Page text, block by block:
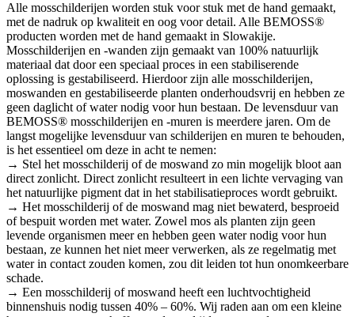
Alle mosschilderijen worden stuk voor stuk met de hand gemaakt,
met de nadruk op kwaliteit en oog voor detail. Alle BEMOSS®
producten worden met de hand gemaakt in Slowakije.
Mosschilderijen en -wanden zijn gemaakt van 100% natuurlijk
materiaal dat door een speciaal proces in een stabiliserende
oplossing is gestabiliseerd. Hierdoor zijn alle mosschilderijen,
moswanden en gestabiliseerde planten onderhoudsvrij en hebben ze
geen daglicht of water nodig voor hun bestaan. De levensduur van
BEMOSS® mosschilderijen en -muren is meerdere jaren. Om de
langst mogelijke levensduur van schilderijen en muren te behouden,
is het essentieel om deze in acht te nemen:
→ Stel het mosschilderij of de moswand zo min mogelijk bloot aan
direct zonlicht. Direct zonlicht resulteert in een lichte vervaging van
het natuurlijke pigment dat in het stabilisatieproces wordt gebruikt.
→ Het mosschilderij of de moswand mag niet bewaterd, besproeid
of bespuit worden met water. Zowel mos als planten zijn geen
levende organismen meer en hebben geen water nodig voor hun
bestaan, ze kunnen het niet meer verwerken, als ze regelmatig met
water in contact zouden komen, zou dit leiden tot hun onomkeerbare
schade.
→ Een mosschilderij of moswand heeft een luchtvochtigheid
binnenshuis nodig tussen 40% – 60%. Wij raden aan om een kleine